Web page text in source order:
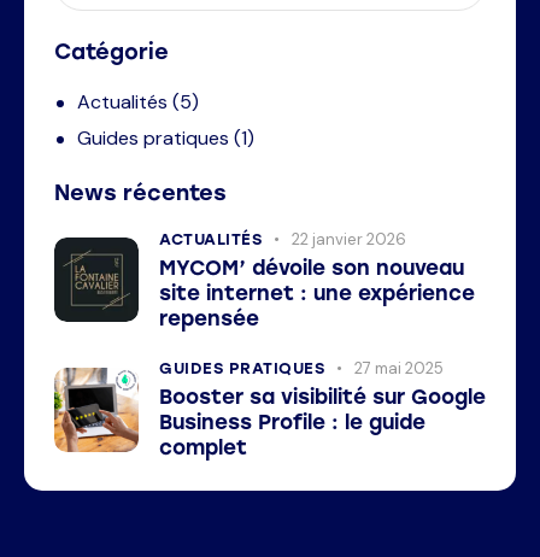
Catégorie
Actualités (5)
Guides pratiques (1)
News récentes
ACTUALITÉS 22 janvier 2026
MYCOM’ dévoile son nouveau
site internet : une expérience
repensée
GUIDES PRATIQUES 27 mai 2025
Booster sa visibilité sur Google
Business Profile : le guide
complet